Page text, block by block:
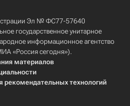
Эл № ФС77-57640
государственное унитарное
информационное агентство
«Россия сегодня»).
материалов
рекомендательных технологий